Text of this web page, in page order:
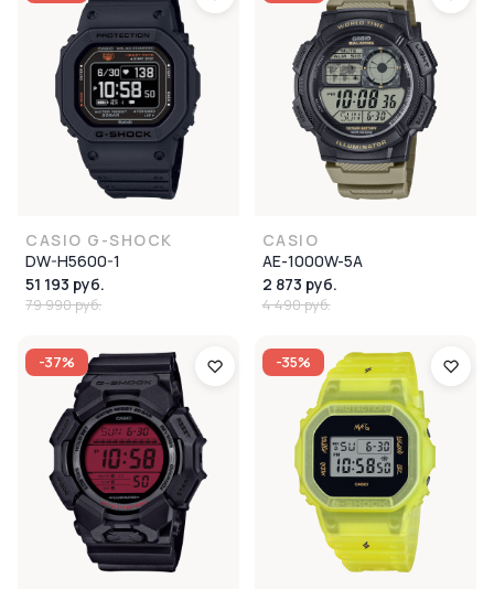
CASIO G-SHOCK
DW-H5600-1
51 193 руб.
79 990 руб.
CASIO
AE-1000W-5A
2 873 руб.
4 490 руб.
-37% -35%